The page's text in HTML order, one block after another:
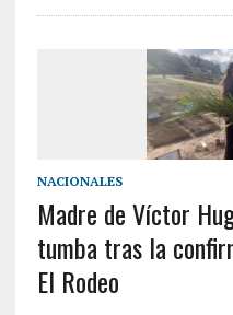
NACIONALES
Madre de Víctor
tumba tras la
El Rodeo